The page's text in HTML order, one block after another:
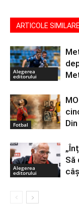
ARTICOLE SIMILARE
Alegerea
editorului
Fotbal
Alegerea
editorului
Să